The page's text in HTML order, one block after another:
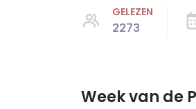
GELEZEN
2273
Week van de